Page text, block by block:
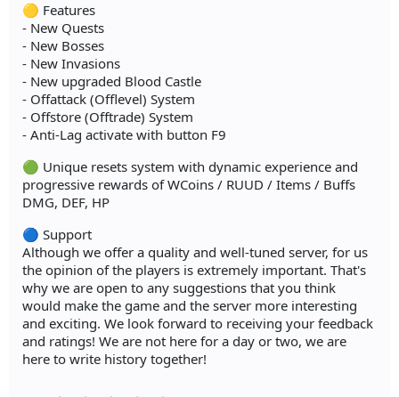
🟡 Features
- New Quests
- New Bosses
- New Invasions
- New upgraded Blood Castle
- Offattack (Offlevel) System
- Offstore (Offtrade) System
- Anti-Lag activate with button F9
🟢 Unique resets system with dynamic experience and
progressive rewards of WCoins / RUUD / Items / Buffs
DMG, DEF, HP
🔵 Support
Although we offer a quality and well-tuned server, for us
the opinion of the players is extremely important. That's
why we are open to any suggestions that you think
would make the game and the server more interesting
and exciting. We look forward to receiving your feedback
and ratings! We are not here for a day or two, we are
here to write history together!